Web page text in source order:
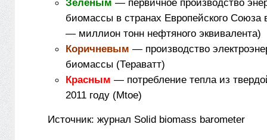
Зеленым — первичное производство
биомассы в странах Европейского Союза
— миллион тонн нефтяного эквивалента)
Коричневым — производство
биомассы (Тераватт)
Красным — потребление тепла из
2011 году (Mtoe)
Источник: журнал Solid biomass barometer